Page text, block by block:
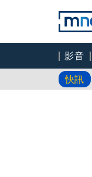
影音
快訊